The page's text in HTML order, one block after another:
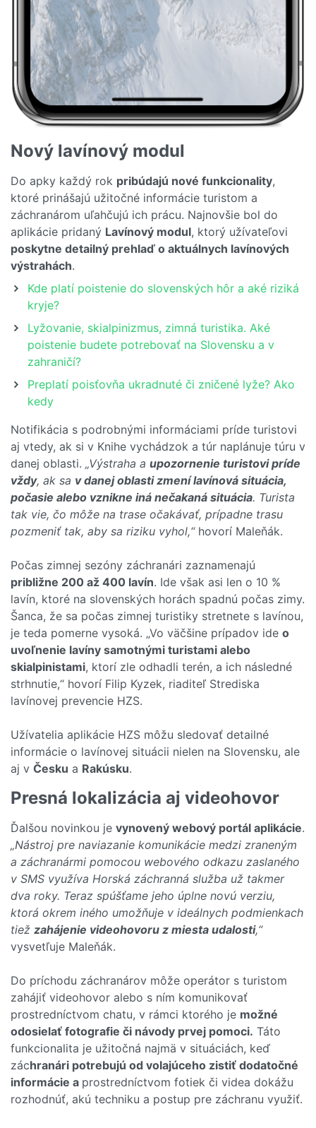
Nový lavínový modul
Do apky každý rok pribúdajú nové funkcionality,
ktoré prinášajú užitočné informácie turistom a
záchranárom uľahčujú ich prácu. Najnovšie bol do
aplikácie pridaný Lavínový modul, ktorý užívateľovi
poskytne detailný prehlaď o aktuálnych lavínových
výstrahách.
Kde platí poistenie do slovenských hôr a aké riziká
kryje?
Lyžovanie, skialpinizmus, zimná turistika. Aké
poistenie budete potrebovať na Slovensku a v
zahraničí?
Preplatí poisťovňa ukradnuté či zničené lyže? Ako
kedy
Notifikácia s podrobnými informáciami príde turistovi
aj vtedy, ak si v Knihe vychádzok a túr naplánuje túru v
danej oblasti. „Výstraha a upozornenie turistovi príde
vždy, ak sa v danej oblasti zmení lavínová situácia,
počasie alebo vznikne iná nečakaná situácia. Turista
tak vie, čo môže na trase očakávať, prípadne trasu
pozmeniť tak, aby sa riziku vyhol,“hovorí Maleňák.
Počas zimnej sezóny záchranári zaznamenajú
približne 200 až 400 lavín. Ide však asi len o 10 %
lavín, ktoré na slovenských horách spadnú počas zimy.
Šanca, že sa počas zimnej turistiky stretnete s lavínou,
je teda pomerne vysoká. „Vo väčšine prípadov ide o
uvoľnenie lavíny samotnými turistami alebo
skialpinistami, ktorí zle odhadli terén, a ich následné
strhnutie,“ hovorí Filip Kyzek, riaditeľ Strediska
lavínovej prevencie HZS.
Užívatelia aplikácie HZS môžu sledovať detailné
informácie o lavínovej situácii nielen na Slovensku, ale
aj v Česku a Rakúsku.
Presná lokalizácia aj videohovor
Ďalšou novinkou je vynovený webový portál aplikácie.
„Nástroj pre naviazanie komunikácie medzi zraneným
a záchranármi pomocou webového odkazu zaslaného
v SMS využíva Horská záchranná služba už takmer
dva roky. Teraz spúšťame jeho úplne novú verziu,
ktorá okrem iného umožňuje v ideálnych podmienkach
tiež zahájenie videohovoru z miesta udalosti,“
vysvetľuje Maleňák.
Do príchodu záchranárov môže operátor s turistom
zahájiť videohovor alebo s ním komunikovať
prostredníctvom chatu, v rámci ktorého je možné
odosielať fotografie či návody prvej pomoci. Táto
funkcionalita je užitočná najmä v situáciách, keď
záchranári potrebujú od volajúceho zistiť dodatočné
informácie a prostredníctvom fotiek či videa dokážu
rozhodnúť, akú techniku a postup pre záchranu využiť.